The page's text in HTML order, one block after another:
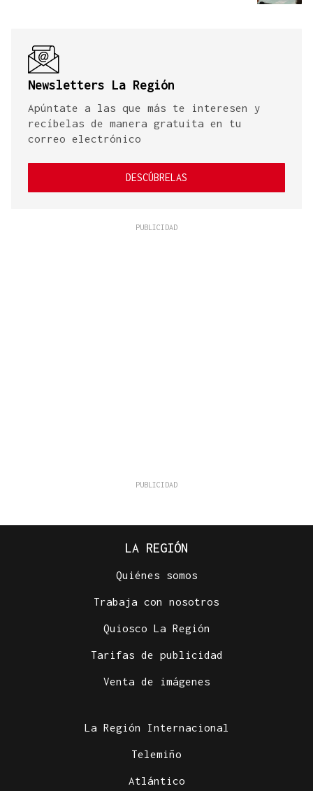
Newsletters La Región
Apúntate a las que más te interesen y
recíbelas de manera gratuita en tu
correo electrónico
DESCÚBRELAS
LA REGIÓN
Quiénes somos
Trabaja con nosotros
Quiosco La Región
Tarifas de publicidad
Venta de imágenes
La Región Internacional
Telemiño
Atlántico